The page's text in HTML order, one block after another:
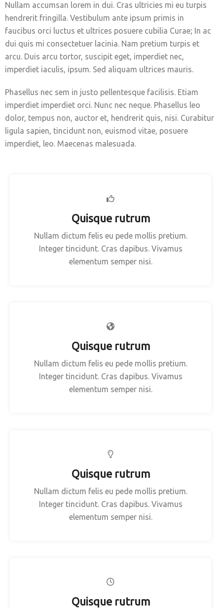
Nullam accumsan lorem in dui. Cras ultricies mi eu turpis
hendrerit fringilla. Vestibulum ante ipsum primis in
faucibus orci luctus et ultrices posuere cubilia Curae; In ac
dui quis mi consectetuer lacinia. Nam pretium turpis et
arcu. Duis arcu tortor, suscipit eget, imperdiet nec,
imperdiet iaculis, ipsum. Sed aliquam ultrices mauris.
Phasellus nec sem in justo pellentesque facilisis. Etiam
imperdiet imperdiet orci. Nunc nec neque. Phasellus leo
dolor, tempus non, auctor et, hendrerit quis, nisi. Curabitur
ligula sapien, tincidunt non, euismod vitae, posuere
imperdiet, leo. Maecenas malesuada.
Quisque rutrum
Nullam dictum felis eu pede mollis pretium.
Integer tincidunt. Cras dapibus. Vivamus
elementum semper nisi.
Quisque rutrum
Nullam dictum felis eu pede mollis pretium.
Integer tincidunt. Cras dapibus. Vivamus
elementum semper nisi.
Quisque rutrum
Nullam dictum felis eu pede mollis pretium.
Integer tincidunt. Cras dapibus. Vivamus
elementum semper nisi.
Quisque rutrum